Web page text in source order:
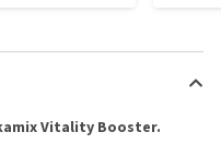
Vitality Booster.